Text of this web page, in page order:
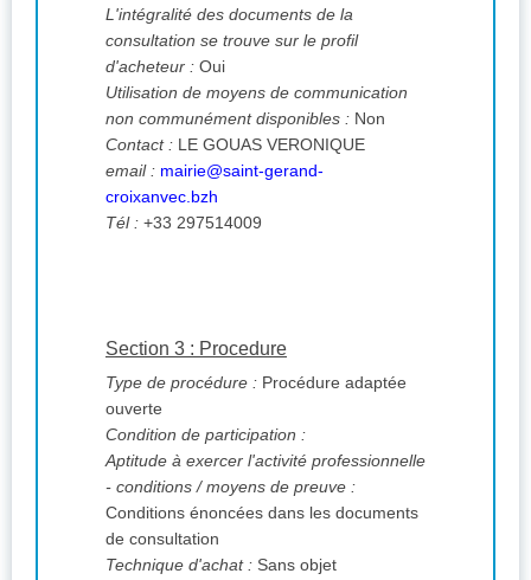
L'intégralité des documents de la
consultation se trouve sur le profil
d'acheteur : Oui
Utilisation de moyens de communication
non communément disponibles : Non
Contact : LE GOUAS VERONIQUE
email : mairie@saint-gerand-
croixanvec.bzh
Tél : +33 297514009
Section 3 : Procedure
Type de procédure : Procédure adaptée
ouverte
Condition de participation :
Aptitude à exercer l'activité professionnelle
- conditions / moyens de preuve :
Conditions énoncées dans les documents
de consultation
Technique d'achat : Sans objet